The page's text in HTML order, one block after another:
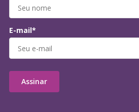
E-mail*
Assinar